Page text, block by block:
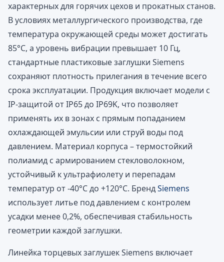
характерных для горячих цехов и прокатных станов.
В условиях металлургического производства, где
температура окружающей среды может достигать
85°C, а уровень вибрации превышает 10 Гц,
стандартные пластиковые заглушки Siemens
сохраняют плотность прилегания в течение всего
срока эксплуатации. Продукция включает модели с
IP-защитой от IP65 до IP69K, что позволяет
применять их в зонах с прямым попаданием
охлаждающей эмульсии или струй воды под
давлением. Материал корпуса – термостойкий
полиамид с армированием стекловолокном,
устойчивый к ультрафиолету и перепадам
температур от -40°C до +120°C. БрендSiemens
использует литье под давлением с контролем
усадки менее 0,2%, обеспечивая стабильность
геометрии каждой заглушки.
Линейка торцевых заглушек Siemens включает